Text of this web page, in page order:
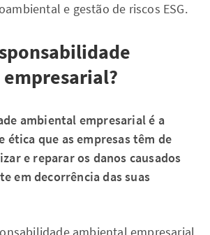
e gestão de riscos ESG.
ambiental empresarial é a
ética que as empresas têm de
e reparar os danos causados
em decorrência das suas